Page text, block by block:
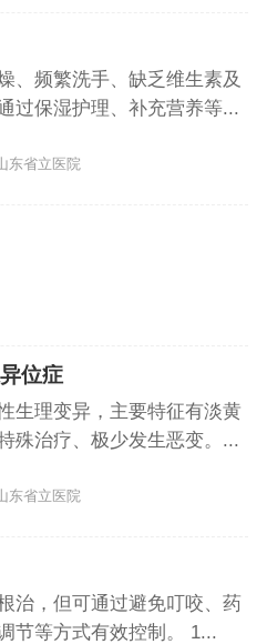
、频繁洗手、缺乏维生素及
过保湿护理、补充营养等...
东省立医院
位症
生理变异，主要特征有淡黄
殊治疗、极少发生恶变。...
东省立医院
治，但可通过避免叮咬、药
节等方式有效控制。 1...